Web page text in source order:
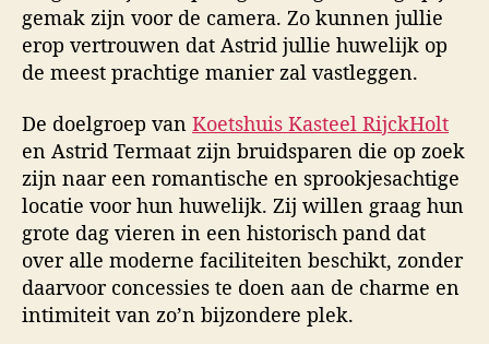
gemak zijn voor de camera. Zo kunnen jullie
erop vertrouwen dat Astrid jullie huwelijk op
de meest prachtige manier zal vastleggen.
De doelgroep van Koetshuis Kasteel RijckHolt
en Astrid Termaat zijn bruidsparen die op zoek
zijn naar een romantische en sprookjesachtige
locatie voor hun huwelijk. Zij willen graag hun
grote dag vieren in een historisch pand dat
over alle moderne faciliteiten beschikt, zonder
daarvoor concessies te doen aan de charme en
intimiteit van zo’n bijzondere plek.